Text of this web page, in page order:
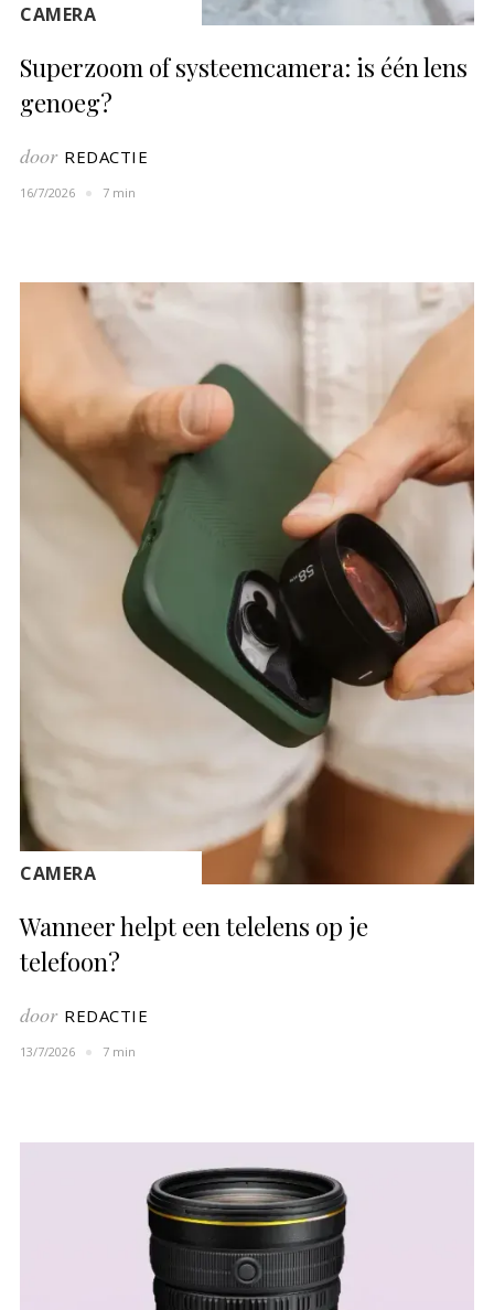
CAMERA
Superzoom of systeemcamera: is één lens
genoeg?
door REDACTIE
16/7/2026 7 min
CAMERA
Wanneer helpt een telelens op je
telefoon?
door REDACTIE
13/7/2026 7 min